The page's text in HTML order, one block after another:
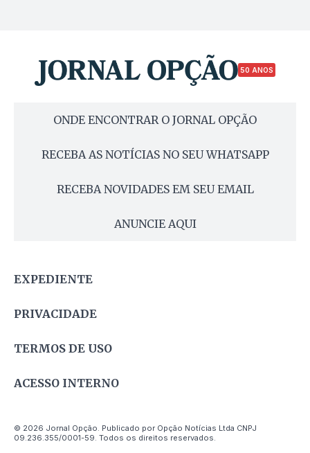
50 ANOS
ONDE ENCONTRAR O JORNAL OPÇÃO
RECEBA AS NOTÍCIAS NO SEU WHATSAPP
RECEBA NOVIDADES EM SEU EMAIL
ANUNCIE AQUI
EXPEDIENTE
PRIVACIDADE
TERMOS DE USO
ACESSO INTERNO
© 2026 Jornal Opção. Publicado por Opção Notícias Ltda CNPJ
09.236.355/0001-59. Todos os direitos reservados.